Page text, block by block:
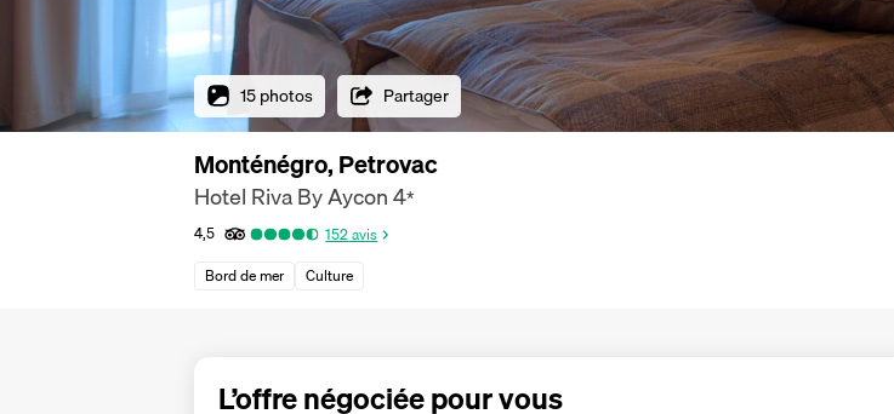
15 photos Partager
Monténégro, Petrovac
Hotel Riva By Aycon4*
4,5 152avis
Bord de mer
Culture
L’offre négociée pour vous